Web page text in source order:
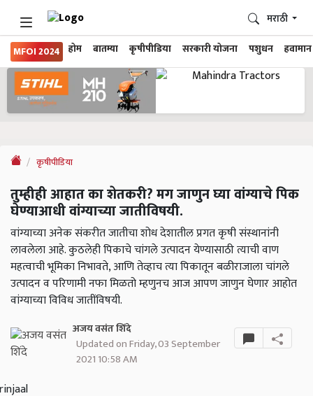
MFOI 2024 होम बातम्या कृषीपीडिया सरकारी योजना पशुधन हवामान
मराठी
कृषीपीडिया
तुम्हीही आहात का शेतकरी? मग जाणुन घ्या वांग्याचे पिक
घेण्याआधी वांग्याच्या जातीविषयी.
वांग्याच्या अनेक संकरीत जातीचा शोध देशातील प्रगत कृषी संस्थानांनी
लावलेला आहे. कुठलेही पिकाचे चांगले उत्पादन येण्यासाठी त्याची वाण
महत्वाची भूमिका निभावते, आणि तेव्हाच त्या पिकातून बळीराजाला चांगले
उत्पादन व परिणामी नफा मिळतो म्हणुनच आज आपण जाणुन घेणार आहोत
वांग्याच्या विविध जातींविषयी.
अजय वसंत शिंदे
Updated on Friday, 03 September
2021 10:58 AM